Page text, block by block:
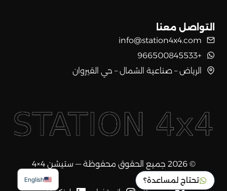
التواصل معنا
info@station4x4.com
+966500845533
الرياض – صناعية الشمال – حي القيروان
© 2026 جميع الحقوق محفوظة — ستيشن 4×4
تحتاج لمساعدة؟ English